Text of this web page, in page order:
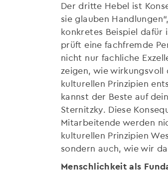
Der dritte Hebel ist
sie glauben
konkretes Beispiel dafür
prüft eine fachfremde
nicht nur fachliche
zeigen, wie
kulturellen Prinzipien
kannst der Beste auf
Sternitzky. Diese
Mitarbeitende werden
kulturellen Prinzipien
sondern auch, wie wir
Menschlichkeit als